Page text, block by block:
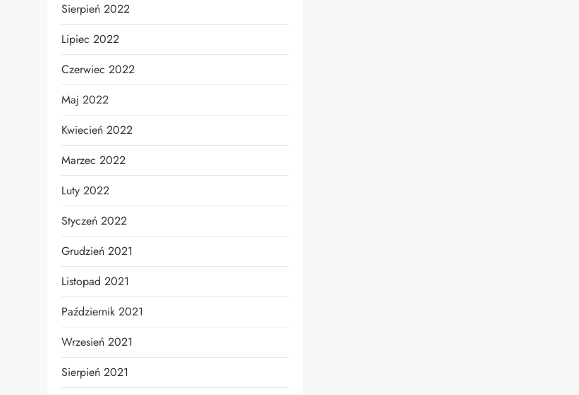
Sierpień 2022
Lipiec 2022
Czerwiec 2022
Maj 2022
Kwiecień 2022
Marzec 2022
Luty 2022
Styczeń 2022
Grudzień 2021
Listopad 2021
Październik 2021
Wrzesień 2021
Sierpień 2021